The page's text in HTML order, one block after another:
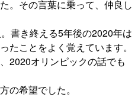
。その言葉に乗って、仲良し
書き終える5年後の2020年は
たことをよく覚えています。
2020オリンピックの話でも
の希望でした。